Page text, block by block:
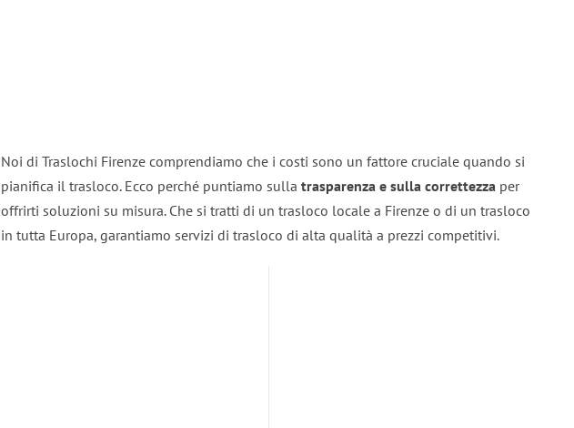
Noi di Traslochi Firenze comprendiamo che i costi sono un fattore cruciale quando si
pianifica il trasloco. Ecco perché puntiamo sulla trasparenza e sulla correttezza per
offrirti soluzioni su misura. Che si tratti di un trasloco locale a Firenze o di un trasloco
in tutta Europa, garantiamo servizi di trasloco di alta qualità a prezzi competitivi.